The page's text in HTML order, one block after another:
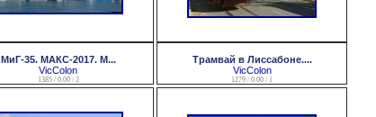
МиГ-35. МАКС-2017. M...
VicColon
1385 / 0.00 / 2
Трамвай в Лиссабоне....
VicColon
1279 / 0.00 / 1